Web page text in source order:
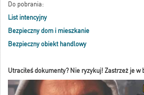
Do pobrania:
List intencyjny
Bezpieczny dom i mieszkanie
Bezpieczny obiekt handlowy
Utraciłeś dokumenty? Nie ryzykuj! Zastrzeż je w